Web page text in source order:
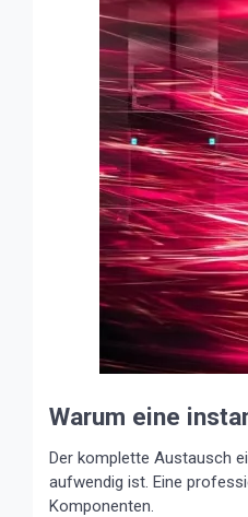
Warum eine
Der komplette Austausch
aufwendig ist. Eine
Komponenten.